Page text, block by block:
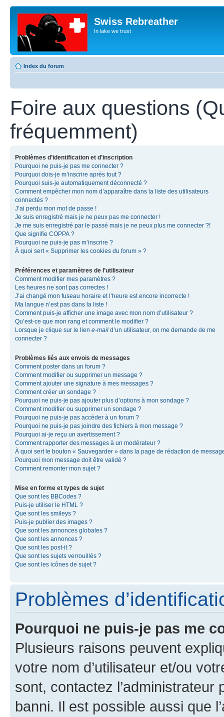
Swiss Rebreather
In lake we trust
Index du forum
Foire aux questions
fréquemment)
Problèmes d’identification et d’inscription
Pourquoi ne puis-je pas me connecter ?
Pourquoi dois-je m’inscrire après tout ?
Pourquoi suis-je automatiquement déconnecté ?
Comment empêcher mon nom d’apparaître dans la liste des utilisateurs
connectés ?
J’ai perdu mon mot de passe !
Je suis enregistré mais je ne peux pas me connecter !
Je me suis enregistré par le passé mais je ne peux plus me connecter ?!
Que signifie COPPA ?
Pourquoi ne puis-je pas m’inscrire ?
À quoi sert « Supprimer les cookies du forum » ?
Préférences et paramètres de l’utilisateur
Comment modifier mes paramètres ?
Les heures ne sont pas correctes !
J’ai changé mon fuseau horaire et l’heure est encore incorrecte !
Ma langue n’est pas dans la liste !
Comment puis-je afficher une image avec mon nom d’utilisateur ?
Qu’est-ce que mon rang et comment le modifier ?
Lorsque je clique sur le lien e-mail d’un utilisateur, on me demande de me
connecter ?
Problèmes liés aux envois de messages
Comment poster dans un forum ?
Comment modifier ou supprimer un message ?
Comment ajouter une signature à mes messages ?
Comment créer un sondage ?
Pourquoi ne puis-je pas ajouter plus d’options à mon sondage ?
Comment modifier ou supprimer un sondage ?
Pourquoi ne puis-je pas accéder à un forum ?
Pourquoi ne puis-je pas joindre des fichiers à mon message ?
Pourquoi ai-je reçu un avertissement ?
Comment rapporter des messages à un modérateur ?
À quoi sert le bouton « Sauvegarder » dans la page de rédaction de
Pourquoi mon message doit être validé ?
Comment remonter mon sujet ?
Mise en forme et types de sujet
Que sont les BBCodes ?
Puis-je utiliser le HTML ?
Que sont les smileys ?
Puis-je publier des images ?
Que sont les annonces globales ?
Que sont les annonces ?
Que sont les post-it ?
Que sont les sujets verrouillés ?
Que sont les icônes de sujet ?
Problèmes
Pourquoi ne puis-je pas me
Plusieurs raisons peuvent
votre nom d’utilisateur et/ou
sont, contactez l’administrateur
banni. Il est possible aussi que